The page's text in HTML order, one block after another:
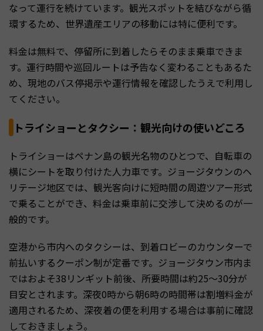
なって運行を続けています。観光スポットを結びながら循
環するため、世界遺産エリアの移動には特に便利です。
料金は無料で、停留所に到着したらそのまま乗車できま
す。運行時間や巡回ルートは予告なく変わることもあるた
め、現地のバス停掲示や運行情報を確認したうえで利用し
てください。
トライショーとタクシー：観光向けの使いどころ
トライショーはペナン島の観光名物のひとつで、自転車の
横にシートを取り付けた人力車です。ジョージタウンのヘ
リテージ地区では、観光客向けに短時間の周遊ツアー形式
で乗ることができ、料金は乗車前に交渉して決めるのが一
般的です。
空港から市内へのタクシーは、到着ロビーのカウンターで
前払いするクーポン制が定番です。ジョージタウン市内ま
ではおよそ38リンギット前後、所要時間は約25〜30分が
目安とされます。深夜0時から朝6時の時間帯は割増料金が
適用されるため、深夜着の便を利用する場合は事前に確認
しておきましょう。